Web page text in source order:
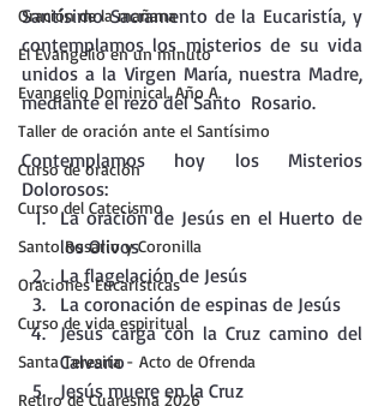
Oración de la mañana
El Evangelio en un minuto
Evangelio Dominical. Año A.
Taller de oración ante el Santísimo
Curso de oración
Curso del Catecismo
Santo Rosario y Coronilla
Oraciones Eucarísticas
Curso de vida espiritual
Santa Teresita - Acto de Ofrenda
Retiro de Cuaresma 2026
Santísimo Sacramento de la Eucaristía, y
contemplamos los misterios de su vida
unidos a la Virgen María, nuestra Madre,
mediante el rezo del Santo  Rosario.
Contemplamos hoy los Misterios
Dolorosos:
La oración de Jesús en el Huerto de
los Olivos
La flagelación de Jesús
La coronación de espinas de Jesús
Jesús carga con la Cruz camino del
Calvario
Jesús muere en la Cruz